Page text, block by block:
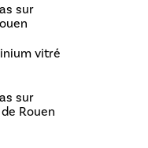
sur
vitré
sur
Rouen